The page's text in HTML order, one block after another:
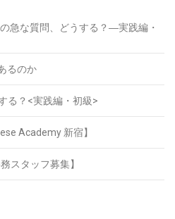
急な質問、どうする？―実践編・
るのか
る？<実践編・初級>
Academy 新宿】
スタッフ募集】